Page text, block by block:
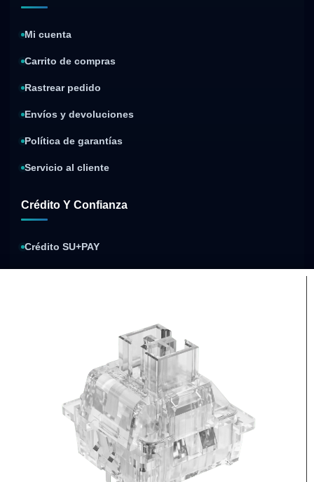
Mi cuenta
Carrito de compras
Rastrear pedido
Envíos y devoluciones
Política de garantías
Servicio al cliente
Crédito Y Confianza
Crédito SU+PAY
Condiciones de envíos
Condiciones de garantía
Compra segura
Procesos de pago
Factura electrónica
Respaldo de cada compra